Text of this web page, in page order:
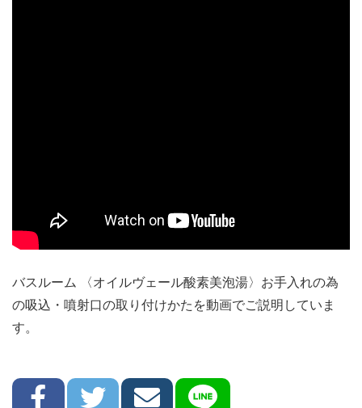
バスルーム 〈オイルヴェール酸素美泡湯〉お手入れの為
の吸込・噴射口の取り付けかたを動画でご説明していま
す。